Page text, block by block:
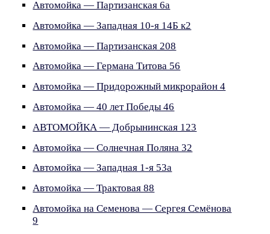
Автомойка — Партизанская 6а
Автомойка — Западная 10-я 14Б к2
Автомойка — Партизанская 208
Автомойка — Германа Титова 56
Автомойка — Придорожный микрорайон 4
Автомойка — 40 лет Победы 46
АВТОМОЙКА — Добрынинская 123
Автомойка — Солнечная Поляна 32
Автомойка — Западная 1-я 53а
Автомойка — Трактовая 88
Автомойка на Семенова — Сергея Семёнова
9